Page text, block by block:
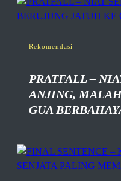
Rekomendasi
PRATFALL –
ANJING,
GUA